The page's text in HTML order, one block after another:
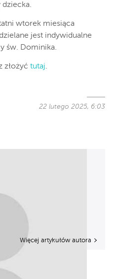
wtorek miesiąca
jest indywidualne
św. Dominika.
złożyć tutaj.
22 lutego 2025, 6:03
Więcej artykułów autora